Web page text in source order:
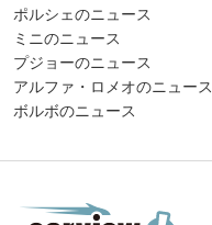
ポルシェのニュース
ミニのニュース
プジョーのニュース
アルファ・ロメオのニュース
ボルボのニュース